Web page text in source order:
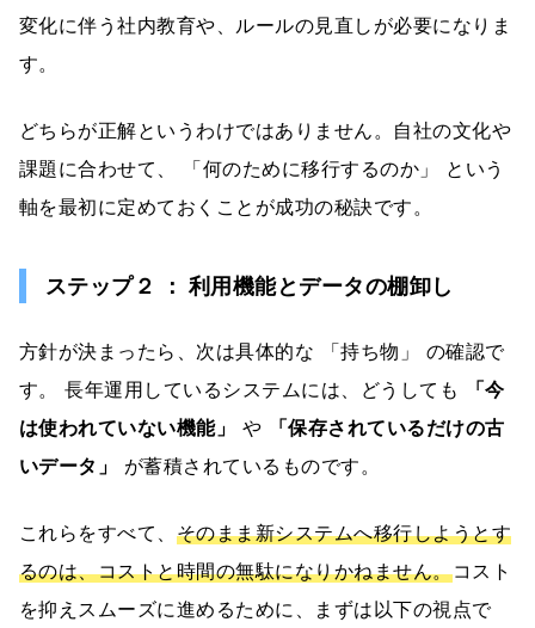
変化に伴う社内教育や、ルールの見直しが必要になりま
す。
どちらが正解というわけではありません。自社の文化や
課題に合わせて、 「何のために移行するのか」 という
軸を最初に定めておくことが成功の秘訣です。
ステップ２ ： 利用機能とデータの棚卸し
方針が決まったら、次は具体的な 「持ち物」 の確認で
す。 長年運用しているシステムには、どうしても
「今
は使われていない機能」
や
「保存されているだけの古
いデータ」
が蓄積されているものです。
これらをすべて、 そのまま新システムへ移行しようとす
るのは、コストと時間の無駄になりかねません。コスト
を抑えスムーズに進めるために、まずは以下の視点で